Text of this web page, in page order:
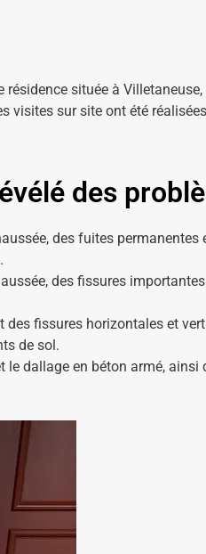
située à
visites sur site ont été
des
des fuites
des fissures
des fissures horizontales et
de sol.
dallage en béton armé, ainsi
et éclat du béton